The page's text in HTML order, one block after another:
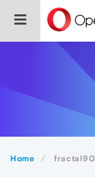
Home fractal90